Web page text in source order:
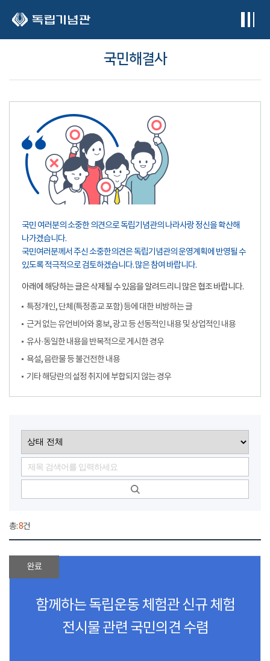
국민해결사
국민 여러분의 소중한 의견으로 독립기념관의 나라사랑 정신을 확산해
나가겠습니다.
국민여러분께서 주신 소중한의견은 독립기념관의 운영계획에 반영될 수
있도록 적극적으로 검토하겠습니다. 많은 참여 바랍니다.
아래에 해당하는 글은 삭제될 수 있음을 알려드리니 많은 협조 바랍니다.
특정개인, 단체(특정종교 포함) 등에 대한 비방하는 글
근거 없는 유언비어와 홍보, 광고 등 선동적인 내용 및 상업적인 내용
유사·동일한 내용을 반복적으로 게시한 경우
욕설, 음란물 등 불건전한 내용
기타 해당란의 설정 취지에 부합되지 않는 경우
총:8건
완료
함께하는 독립운동 체험관 신규 체험
전시물 관련 국민의견 수렴